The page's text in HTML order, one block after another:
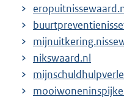
nikswaard.nl